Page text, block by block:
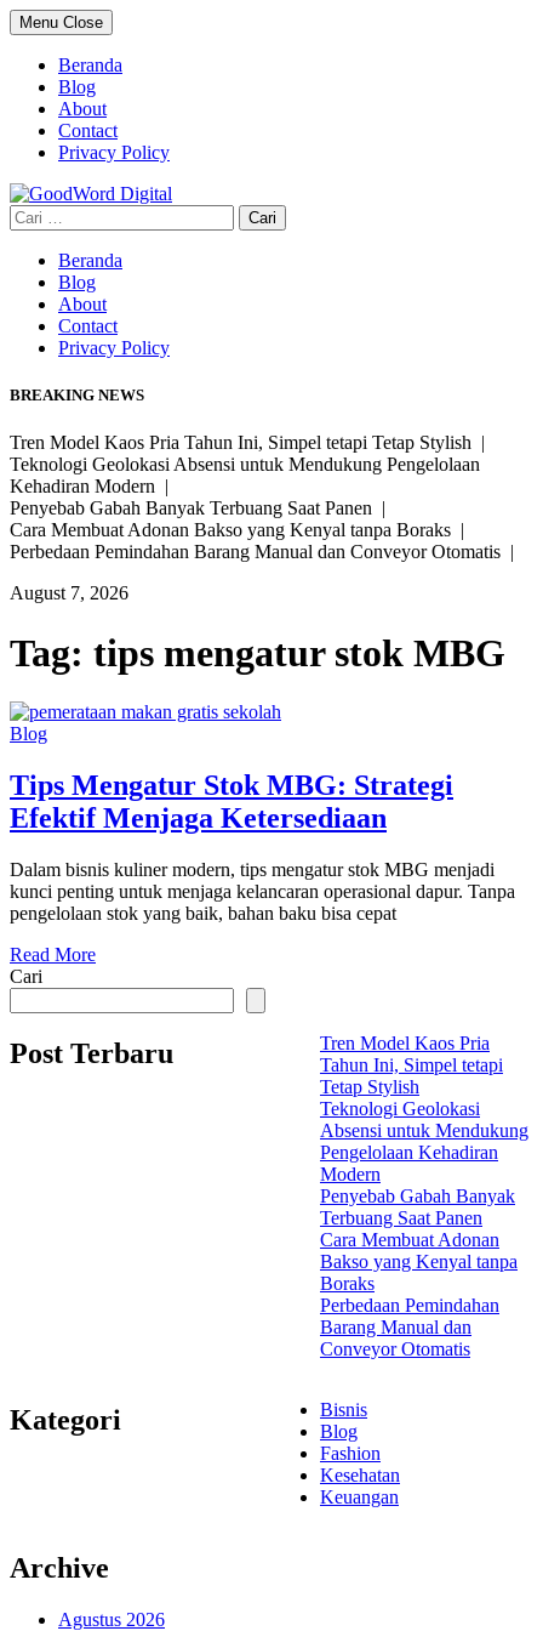
Skip
to
content
Menu Close
Beranda
Blog
About
Contact
Privacy Policy
Cari
untuk:
Beranda
Blog
About
Contact
Privacy Policy
BREAKING NEWS
Tren Model Kaos Pria Tahun Ini, Simpel tetapi Tetap Stylish |
Teknologi Geolokasi Absensi untuk Mendukung Pengelolaan
Kehadiran Modern |
Penyebab Gabah Banyak Terbuang Saat Panen |
Cara Membuat Adonan Bakso yang Kenyal tanpa Boraks |
Perbedaan Pemindahan Barang Manual dan Conveyor Otomatis |
August 7, 2026
Tag: tips mengatur stok MBG
Blog
Tips Mengatur Stok MBG: Strategi
Efektif Menjaga Ketersediaan
Dalam bisnis kuliner modern, tips mengatur stok MBG menjadi
kunci penting untuk menjaga kelancaran operasional dapur. Tanpa
pengelolaan stok yang baik, bahan baku bisa cepat
Read More
Cari
Post Terbaru
Tren Model Kaos Pria
Tahun Ini, Simpel tetapi
Tetap Stylish
Teknologi Geolokasi
Absensi untuk Mendukung
Pengelolaan Kehadiran
Modern
Penyebab Gabah Banyak
Terbuang Saat Panen
Cara Membuat Adonan
Bakso yang Kenyal tanpa
Boraks
Perbedaan Pemindahan
Barang Manual dan
Conveyor Otomatis
Kategori
Bisnis
Blog
Fashion
Kesehatan
Keuangan
Archive
Agustus 2026